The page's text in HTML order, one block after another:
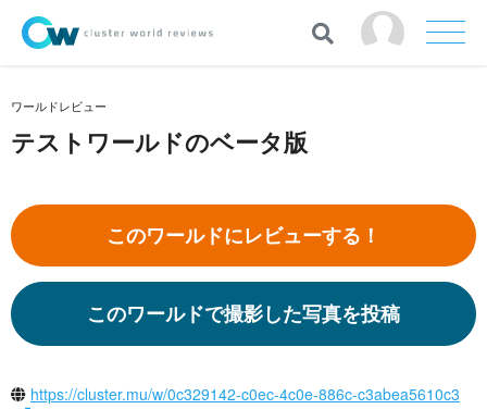
ワールドレビュー
テストワールドのベータ版
このワールドにレビューする！
このワールドで撮影した写真を投稿
https://cluster.mu/w/0c329142-c0ec-4c0e-886c-c3abea5610c3